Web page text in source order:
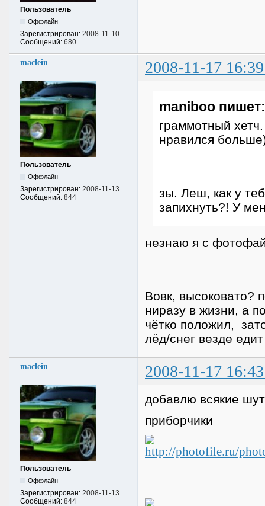
Пользователь
Оффлайн
Зарегистрирован: 2008-11-10
Сообщений: 680
maclein 2008-11-17
Пользователь
Оффлайн
Зарегистрирован: 2008-11-13
Сообщений: 844
maniboo пишет:
граммотный
нравился
зы. Леш, как у
запихнуть?! У
незнаю я с
Вовк, высоковато?
ниразу в жизни, а
чётко положил,
лёд/снег везде
maclein 2008-11-17
Пользователь
Оффлайн
Зарегистрирован: 2008-11-13
Сообщений: 844
добавлю всякие
приборчики